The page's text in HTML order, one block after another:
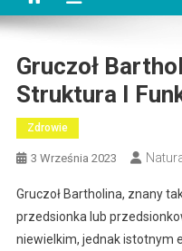
Gruczoł
Struktura I
Zdrowie
3 Września 2023
Gruczoł Bartholina, znany
przedsionka lub
niewielkim, jednak istotnym